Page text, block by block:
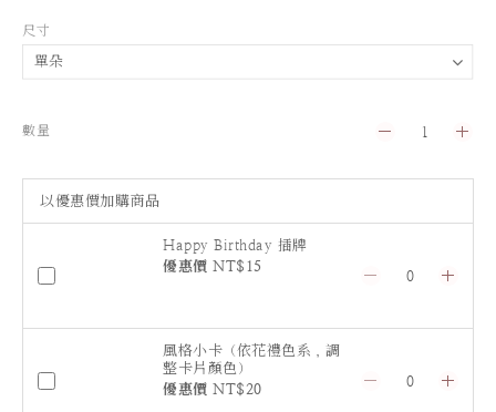
尺寸
數量
以優惠價加購商品
Happy Birthday 插牌
優惠價 NT$15
風格小卡（依花禮色系，調
整卡片顏色）
優惠價 NT$20